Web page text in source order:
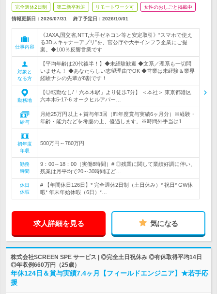
完全週休2日制 第二新卒歓迎 リモートワーク可 女性のおしごと掲載中
情報更新日：2026/07/31 終了予定日： 2026/10/01
仕事内容
《JAXA,国交省,NTT,大手ゼネコン等と安定取引》“スマホで使え
る3Dスキャナーアプリ”を、官公庁や大手インフラ企業にご提
案。◆100％反響営業です
対象と
なる方
【平均年齢は20代後半！】◆未経験歓迎 ◆文系／理系も一切問
いません！ ◆あなたらしい志望理由でOK ◆営業は未経験＆業界
経験ナシの先輩が8割です！
勤務地
【◎転勤なし/「六本木駅」より徒歩7分】 ＜本社＞ 東京都港区
六本木5-17-6 オークヒルアパー…
給与
月給25万円以上＋賞与年3回（昨年度賞与実績6ヶ月分）※経験・
年齢・能力などを考慮の上、優遇します。※時間外手当は1…
初年度
年収
500万円～780万円
勤務
時間
9：00～18：00（実働8時間）# ◎残業に関して業績好調に伴い、
残業は月平均で20～30時間ほど…
休日
休暇
# 【年間休日126日】* 完全週休2日制（土日休み）* 祝日* GW休
暇* 年末年始休暇（6日）*…
求人詳細を見る 気になる
株式会社SCREEN SPE サービス | ◎完全土日祝休み ◎有休取得平均14日
◎年収例660万円（25歳）
年休124日＆賞与実績7.4ヶ月【フィールドエンジニア】★若手応
援